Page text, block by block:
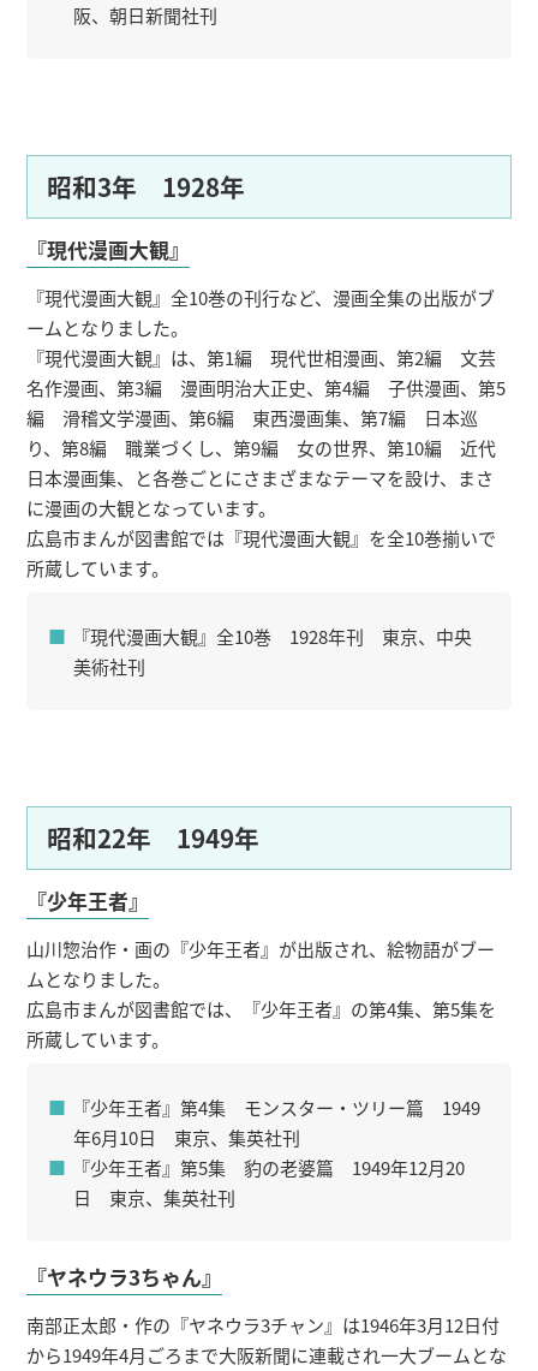
阪、朝日新聞社刊
昭和3年 1928年
『現代漫画大観』
『現代漫画大観』全10巻の刊行など、漫画全集の出版がブ
ームとなりました。
『現代漫画大観』は、第1編 現代世相漫画、第2編 文芸
名作漫画、第3編 漫画明治大正史、第4編 子供漫画、第5
編 滑稽文学漫画、第6編 東西漫画集、第7編 日本巡
り、第8編 職業づくし、第9編 女の世界、第10編 近代
日本漫画集、と各巻ごとにさまざまなテーマを設け、まさ
に漫画の大観となっています。
広島市まんが図書館では『現代漫画大観』を全10巻揃いで
所蔵しています。
『現代漫画大観』全10巻 1928年刊 東京、中央
美術社刊
昭和22年 1949年
『少年王者』
山川惣治作・画の『少年王者』が出版され、絵物語がブー
ムとなりました。
広島市まんが図書館では、『少年王者』の第4集、第5集を
所蔵しています。
『少年王者』第4集 モンスター・ツリー篇 1949
年6月10日 東京、集英社刊
『少年王者』第5集 豹の老婆篇 1949年12月20
日 東京、集英社刊
『ヤネウラ3ちゃん』
南部正太郎・作の『ヤネウラ3チャン』は1946年3月12日付
から1949年4月ごろまで大阪新聞に連載され一大ブームとな